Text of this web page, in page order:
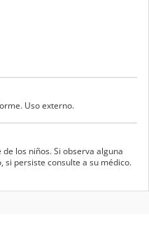
Uso externo.
los niños. Si observa alguna
si persiste consulte a su médico.